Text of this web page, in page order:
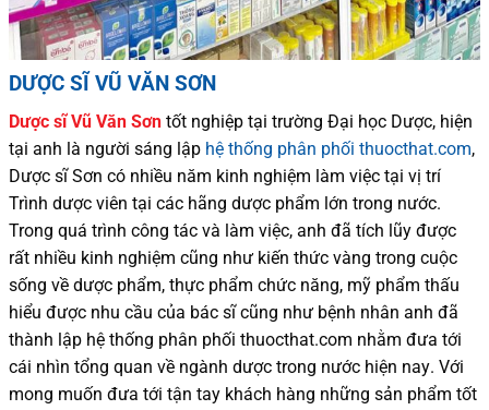
DƯỢC SĨ VŨ VĂN SƠN
Dược sĩVũ Văn Sơn tốt nghiệp tại trường Đại học Dược, hiện
tại anh là người sáng lập hệ thống phân phối thuocthat.com,
Dược sĩSơn có nhiều năm kinh nghiệm làm việc tại vị trí
Trình dược viên tại các hãng dược phẩm lớn trong nước.
Trong quá trình công tác và làm việc, anh đã tích lũy được
rất nhiều kinh nghiệm cũng như kiến thức vàng trong cuộc
sống về dược phẩm, thực phẩm chức năng, mỹ phẩm thấu
hiểu được nhu cầu của bác sĩcũng như bệnh nhân anh đã
thành lập hệ thống phân phối thuocthat.com nhằm đưa tới
cái nhìn tổng quan về ngành dược trong nước hiện nay. Với
mong muốn đưa tới tận tay khách hàng những sản phẩm tốt